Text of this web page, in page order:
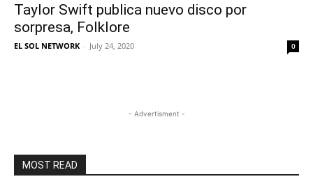
Taylor Swift publica nuevo disco por
sorpresa, Folklore
EL SOL NETWORK - July 24, 2020 0
- Advertisment -
MOST READ